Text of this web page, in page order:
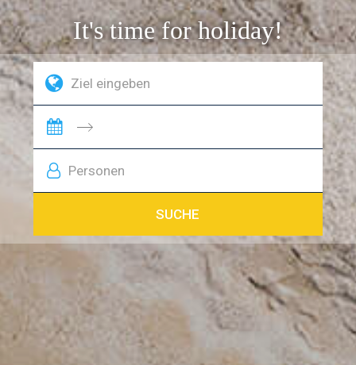
It's time for holiday!
Personen
SUCHE